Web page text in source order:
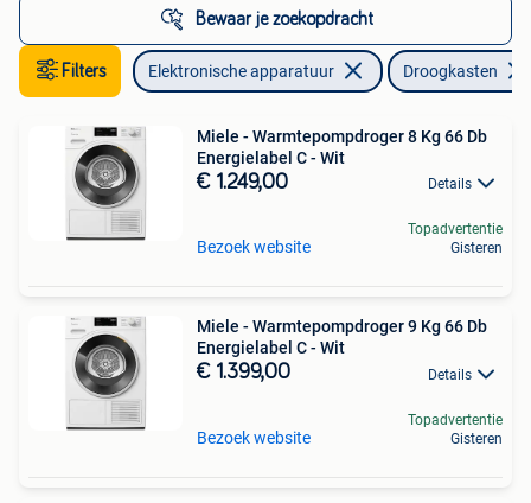
Bewaar je zoekopdracht
Filters Elektronische apparatuur Droogkasten
Miele - Warmtepompdroger 8 Kg 66 Db
Energielabel C - Wit
€ 1.249,00 Details
Bezoek website
Topadvertentie
Gisteren
Miele - Warmtepompdroger 9 Kg 66 Db
Energielabel C - Wit
€ 1.399,00 Details
Bezoek website
Topadvertentie
Gisteren